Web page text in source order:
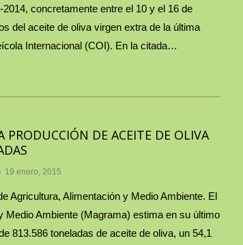
concretamente entre el 10 y el 16 de
del aceite de oliva virgen extra de la última
Internacional (COI). En la citada…
DE ACEITE DE OLIVA
19 enero, 2015
Agricultura, Alimentación y Medio Ambiente. El
Medio Ambiente (Magrama) estima en su último
813.586 toneladas de aceite de oliva, un 54,1